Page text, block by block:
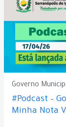
Governo
#Podcast –
Minha Nota